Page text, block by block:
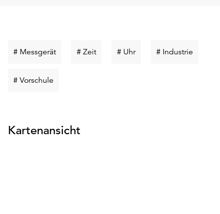
# MessgerätSchlüsselwort
# ZeitSchlüsselwort
# UhrSchlüsselwort
# Industrie
# Vorschule
Kartenansicht